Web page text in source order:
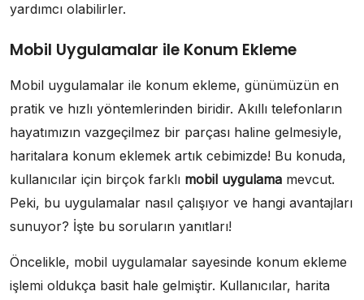
yardımcı olabilirler.
Mobil Uygulamalar ile Konum Ekleme
Mobil uygulamalar ile konum ekleme, günümüzün en
pratik ve hızlı yöntemlerinden biridir. Akıllı telefonların
hayatımızın vazgeçilmez bir parçası haline gelmesiyle,
haritalara konum eklemek artık cebimizde! Bu konuda,
kullanıcılar için birçok farklı mobil uygulama mevcut.
Peki, bu uygulamalar nasıl çalışıyor ve hangi avantajları
sunuyor? İşte bu soruların yanıtları!
Öncelikle, mobil uygulamalar sayesinde konum ekleme
işlemi oldukça basit hale gelmiştir. Kullanıcılar, harita